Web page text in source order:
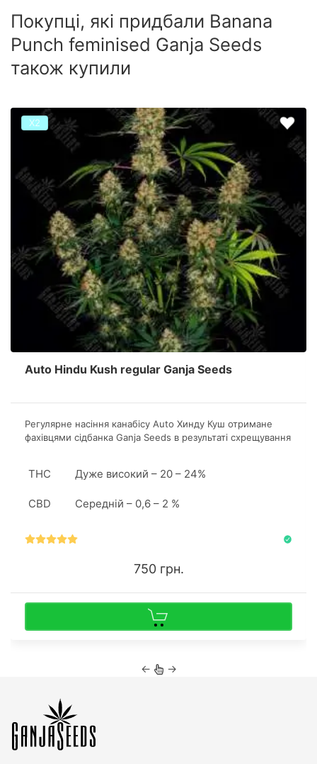
Покупці, які придбали Banana
Punch feminised Ganja Seeds
також купили
Х2
Auto Hindu Kush regular Ganja Seeds
Регулярне насіння канабісу Аuto Хинду Куш отримане
фахівцями сідбанка Ganja Seeds в результаті схрещування
600 грам ароматного продукту.
THC Дуже високий – 20 – 24%
CBD Середній – 0,6 – 2 %
750 грн.
← →